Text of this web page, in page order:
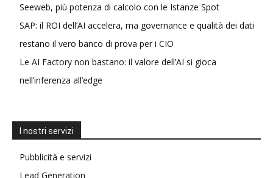
Seeweb, più potenza di calcolo con le Istanze Spot
SAP: il ROI dell’AI accelera, ma governance e qualità dei dati
restano il vero banco di prova per i CIO
Le AI Factory non bastano: il valore dell’AI si gioca
nell’inferenza all’edge
I nostri servizi
Pubblicità e servizi
Lead Generation